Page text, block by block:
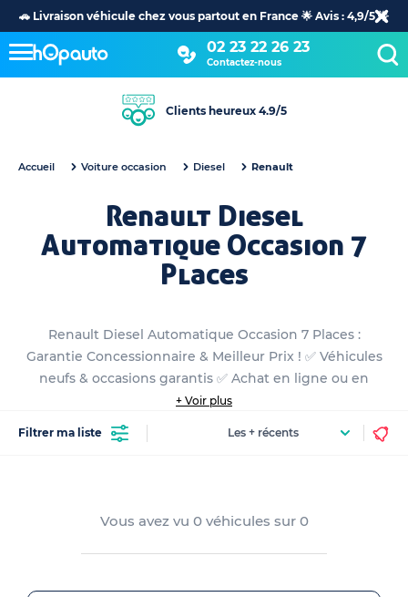
🚗 Livraison véhicule chez vous partout en France 🌟 Avis : 4,9/5 🌟
02 23 22 26 23
Contactez-nous
Clients heureux 4.9/5
Accueil Voiture occasion Diesel Renault
Renault Diesel
Automatique Occasion 7
Places
Renault Diesel Automatique Occasion 7 Places :
Garantie Concessionnaire & Meilleur Prix ! ✅ Véhicules
neufs & occasions garantis ✅ Achat en ligne ou en
concession
+ Voir plus
Filtrer ma liste
Vous avez vu 0 véhicules sur 0